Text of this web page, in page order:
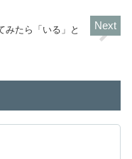
みたら「いる」と